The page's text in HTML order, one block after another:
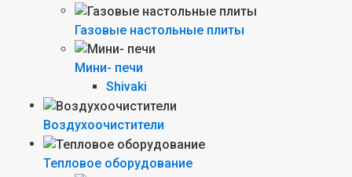
Газовые настольные плиты
Мини- печи
Shivaki
Воздухоочистители
Тепловое оборудование